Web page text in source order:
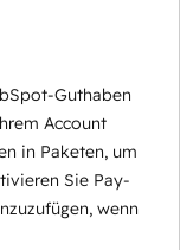
Guthaben
Account
in Paketen, um
Sie Pay-
wenn